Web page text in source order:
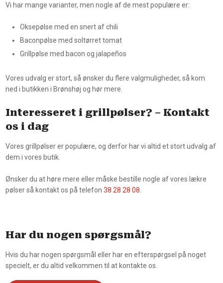
Vi har mange varianter, men nogle af de mest populære er:
Oksepølse med en snert af chili
Baconpølse med soltørret tomat
Grillpølse med bacon og jalapeños
​Vores udvalg er stort, så ønsker du flere valgmuligheder, så kom
ned i butikken i Brønshøj og hør mere.
Interesseret i grillpølser? – Kontakt
os i dag
Vores grillpølser er populære, og derfor har vi altid et stort udvalg af
dem i vores butik.
Ønsker du at høre mere eller måske bestille nogle af vores lækre
pølser så kontakt os på telefon 38 28 28 08
Har du nogen spørgsmål?
​Hvis du har nogen spørgsmål eller har en efterspørgsel på noget
specielt, er du altid velkommen til at kontakte os.